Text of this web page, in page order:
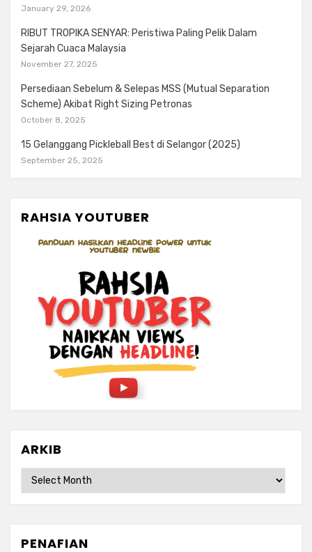
January 29, 2026
RIBUT TROPIKA SENYAR: Peristiwa Paling Pelik Dalam
Sejarah Cuaca Malaysia
November 27, 2025
Persediaan Sebelum & Selepas MSS (Mutual Separation
Scheme) Akibat Right Sizing Petronas
October 8, 2025
15 Gelanggang Pickleball Best di Selangor (2025)
September 25, 2025
RAHSIA YOUTUBER
ARKIB
ARKIB
PENAFIAN